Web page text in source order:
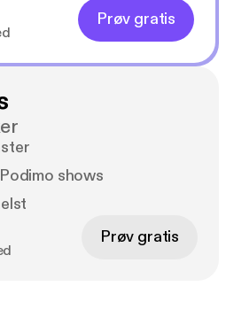
Prøv gratis
shows
Prøv gratis